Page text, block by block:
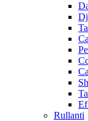
Rullanti